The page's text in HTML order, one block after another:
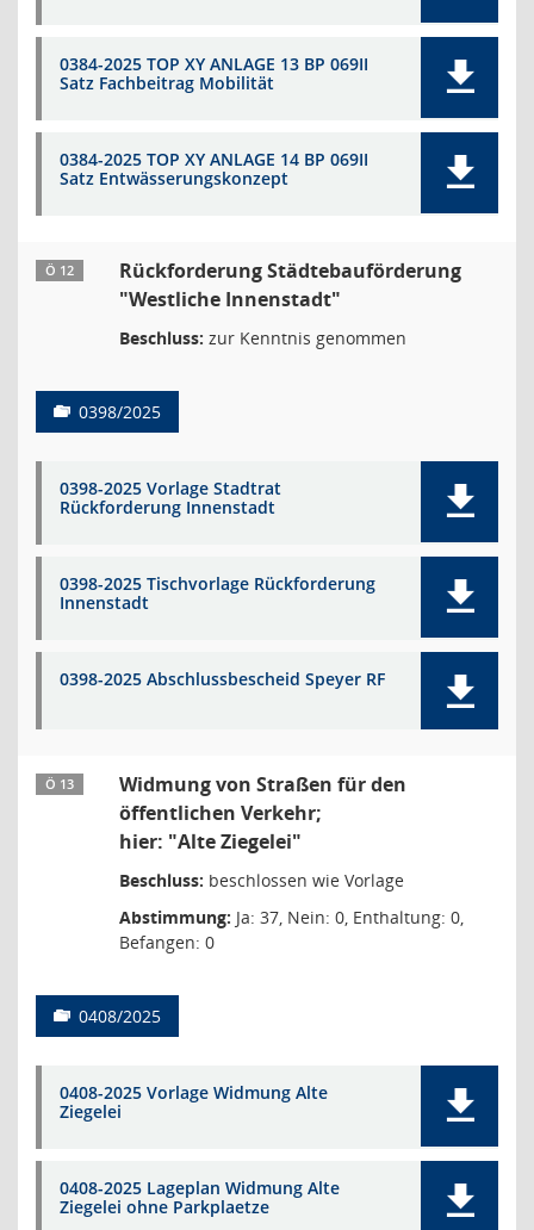
0384-2025 TOP XY ANLAGE 13 BP 069II
Satz Fachbeitrag Mobilität
0384-2025 TOP XY ANLAGE 14 BP 069II
Satz Entwässerungskonzept
Ö 12
Rückforderung Städtebauförderung
"Westliche Innenstadt"
Beschluss: zur Kenntnis genommen
0398/2025
0398-2025 Vorlage Stadtrat
Rückforderung Innenstadt
0398-2025 Tischvorlage Rückforderung
Innenstadt
0398-2025 Abschlussbescheid Speyer RF
Ö 13
Widmung von Straßen für den
öffentlichen Verkehr;
hier: "Alte Ziegelei"
Beschluss: beschlossen wie Vorlage
Abstimmung: Ja: 37, Nein: 0, Enthaltung: 0,
Befangen: 0
0408/2025
0408-2025 Vorlage Widmung Alte
Ziegelei
0408-2025 Lageplan Widmung Alte
Ziegelei ohne Parkplaetze